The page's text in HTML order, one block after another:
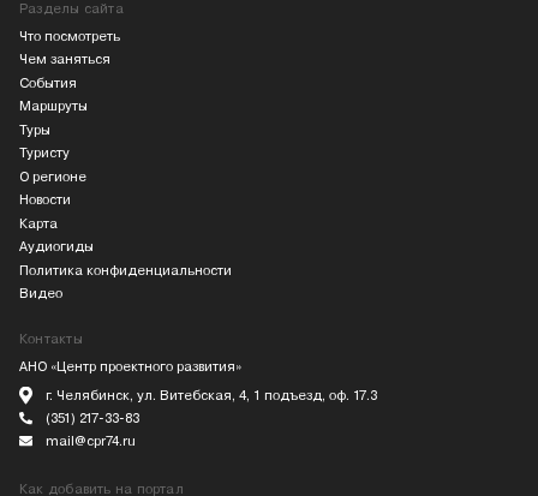
Разделы сайта
Что посмотреть
Чем заняться
События
Маршруты
Туры
Туристу
О регионе
Новости
Карта
Аудиогиды
Политика конфиденциальности
Видео
Контакты
АНО «Центр проектного развития»
г. Челябинск, ул. Витебская, 4, 1 подъезд, оф. 17.3
(351) 217-33-83
mail@cpr74.ru
Как добавить на портал